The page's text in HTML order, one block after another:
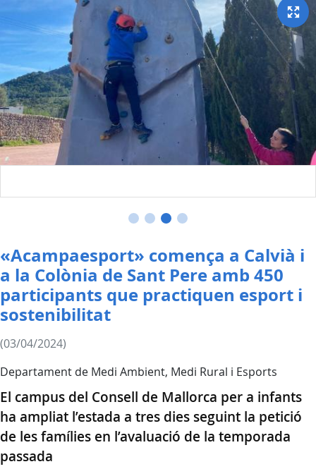
«Acampaesport» comença a Calvià i
a la Colònia de Sant Pere amb 450
participants que practiquen esport i
sostenibilitat
(03/04/2024)
Departament de Medi Ambient, Medi Rural i Esports
El campus del Consell de Mallorca per a infants
ha ampliat l’estada a tres dies seguint la petició
de les famílies en l’avaluació de la temporada
passada